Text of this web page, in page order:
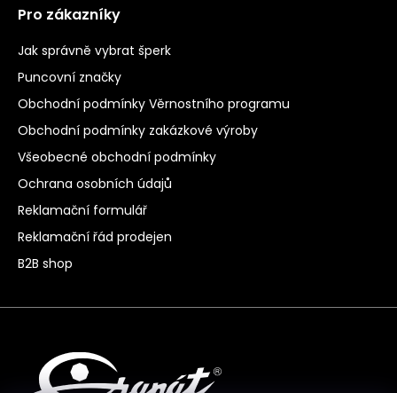
Pro zákazníky
Jak správně vybrat šperk
Puncovní značky
Obchodní podmínky Věrnostního programu
Obchodní podmínky zakázkové výroby
Všeobecné obchodní podmínky
Ochrana osobních údajů
Reklamační formulář
Reklamační řád prodejen
B2B shop